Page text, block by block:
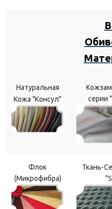
Натуральная
Кожа "Консул"
серии
Флок
(Микрофибра)
Ткань-